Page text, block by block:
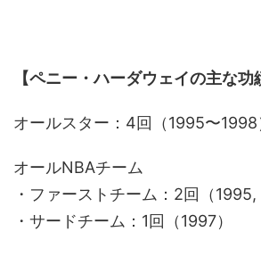
【ペニー・ハーダウェイの主な功
オールスター：4回（1995〜1998
オールNBAチーム
・ファーストチーム：2回（1995,
・サードチーム：1回（1997）